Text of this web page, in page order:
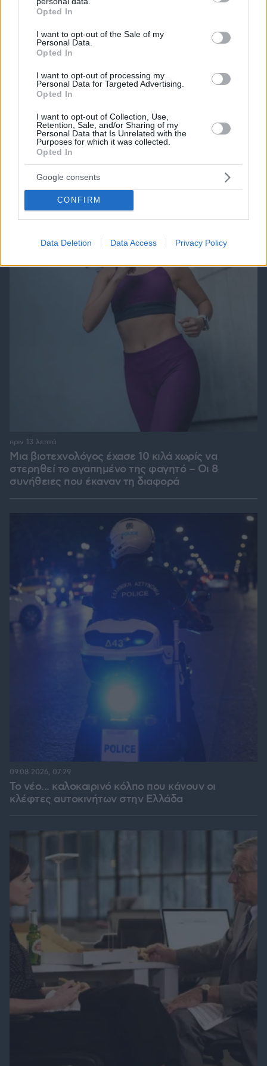
grant or deny consent to Google and its third-party tags to
use your data for below specified purposes in below Google
consent section.
Opted In
I want to opt-out of the Sale of my
Personal Data.
Opted In
I want to opt-out of processing my
Personal Data for Targeted Advertising.
Opted In
I want to opt-out of Collection, Use,
Retention, Sale, and/or Sharing of my
Personal Data that Is Unrelated with the
Purposes for which it was collected.
Opted In
Google consents
CONFIRM
Data Deletion Data Access Privacy Policy
Games
Cut The Rope
ΔΕΙΤΕ ΟΛΑ ΤΑ GAMES
Best of Network
Μια βιοτεχνολόγος έχασε 10 κιλά χωρίς να
στερηθεί το αγαπημένο της φαγητό – Οι 8
συνήθειες που έκαναν τη διαφορά
πριν 13 λεπτά
Το νέο... καλοκαιρινό κόλπο που κάνουν οι
κλέφτες αυτοκινήτων στην Ελλάδα
09.08.2026, 07:29